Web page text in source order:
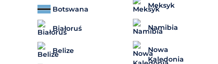
Botswana
Białoruś
Belize
Meksyk
Namibia
Nowa
Kaledonia